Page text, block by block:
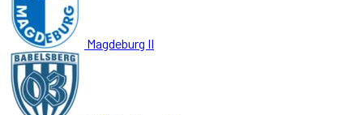
Magdeburg II